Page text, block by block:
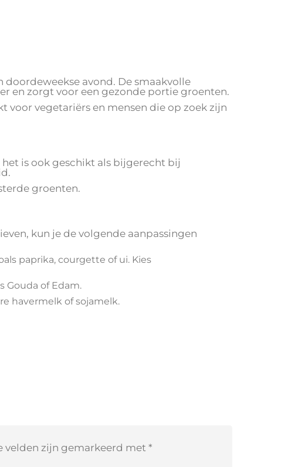
avond. De smaakvolle
en zorgt voor een gezonde portie groenten.
voor vegetariërs en mensen die op zoek zijn
is ook geschikt als bijgerecht bij
groenten.
kun je de volgende aanpassingen
paprika, courgette of ui. Kies
Gouda of Edam.
havermelk of sojamelk.
velden zijn gemarkeerd met *